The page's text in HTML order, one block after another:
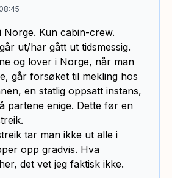
Norge. Kun cabin-crew.
ut/har gått ut tidsmessig.
og lover i Norge, når man
går forsøket til mekling hos
en statlig oppsatt instans,
partene enige. Dette før en
tar man ikke ut alle i
opp gradvis. Hva
det vet jeg faktisk ikke.